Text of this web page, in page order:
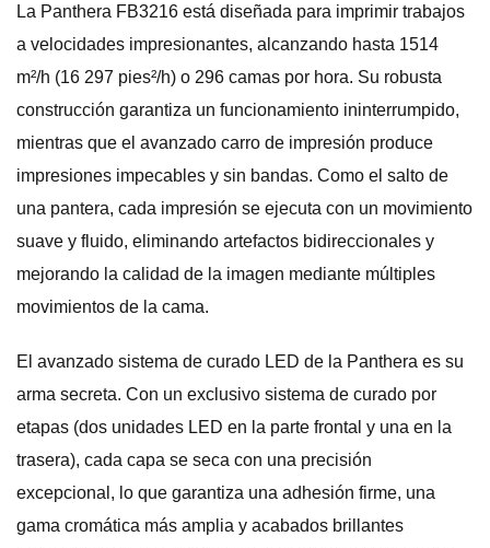
La Panthera FB3216 está diseñada para imprimir trabajos
a velocidades impresionantes, alcanzando hasta 1514
m²/h (16 297 pies²/h) o 296 camas por hora. Su robusta
construcción garantiza un funcionamiento ininterrumpido,
mientras que el avanzado carro de impresión produce
impresiones impecables y sin bandas. Como el salto de
una pantera, cada impresión se ejecuta con un movimiento
suave y fluido, eliminando artefactos bidireccionales y
mejorando la calidad de la imagen mediante múltiples
movimientos de la cama.
El avanzado sistema de curado LED de la Panthera es su
arma secreta. Con un exclusivo sistema de curado por
etapas (dos unidades LED en la parte frontal y una en la
trasera), cada capa se seca con una precisión
excepcional, lo que garantiza una adhesión firme, una
gama cromática más amplia y acabados brillantes